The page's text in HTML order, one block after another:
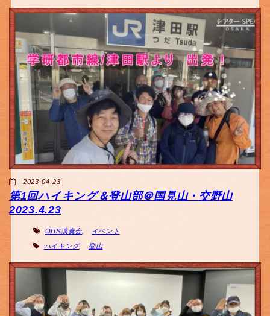
2023-04-23
第1回ハイキング＆登山部＠国見山・交野山
2023.4.23
OUS演奏会, イベント
ハイキング, 登山